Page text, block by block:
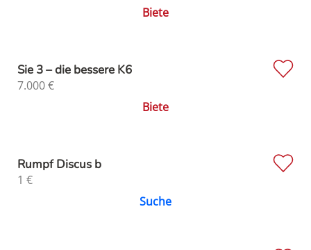
Biete
Sie 3 – die bessere K6
7.000€
Biete
Rumpf Discus b
1 €
Suche